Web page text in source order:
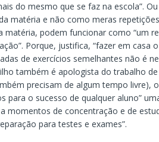
do mesmo que se faz na escola”.
matéria e não como meras
matéria, podem funcionar como “um
Porque, justifica, “fazer em casa
de exercícios semelhantes não é
também é apologista do trabalho de
precisam de algum tempo livre),
para o sucesso de qualquer aluno”
momentos de concentração e de
para testes e exames”.